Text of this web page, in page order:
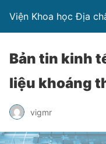
Viện Khoa học Địa
Bản tin kinh
liệu khoáng
vigmr